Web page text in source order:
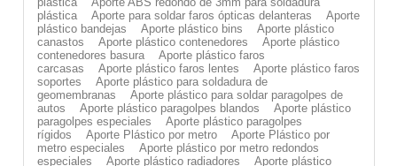
plástica
Aporte para soldar faros ópticas delanteras
Aporte
plástico bandejas
Aporte plástico bins
Aporte plástico
canastos
Aporte plástico contenedores
Aporte plástico
contenedores basura
Aporte plástico faros
carcasas
Aporte plástico faros lentes
Aporte plástico faros
soportes
Aporte plástico para soldadura de
geomembranas
Aporte plástico para soldar paragolpes de
autos
Aporte plástico paragolpes blandos
Aporte plástico
paragolpes especiales
Aporte plástico paragolpes
rígidos
Aporte Plástico por metro
Aporte Plástico por
metro especiales
Aporte plástico por metro redondos
especiales
Aporte plástico radiadores
Aporte plástico